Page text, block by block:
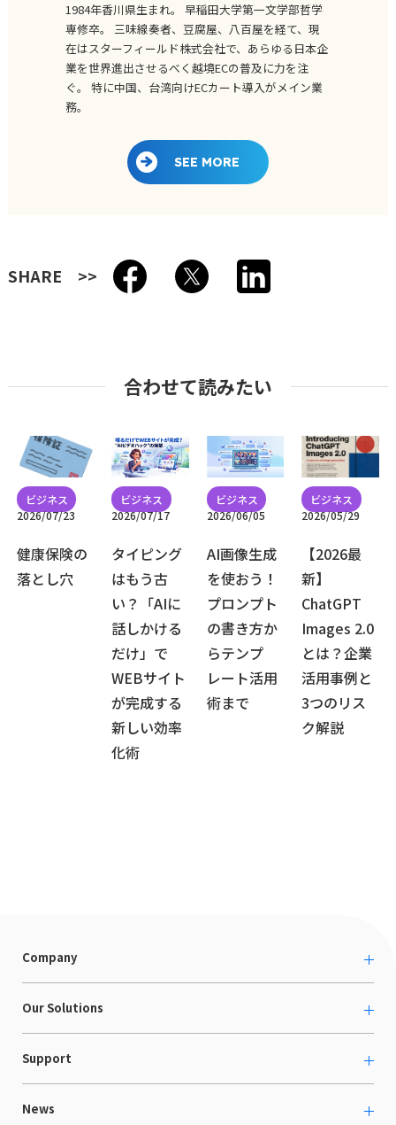
1984年香川県生まれ。 早稲田大学第一文学部哲学
専修卒。 三味線奏者、豆腐屋、八百屋を経て、現
在はスターフィールド株式会社で、あらゆる日本企
業を世界進出させるべく越境ECの普及に力を注
ぐ。 特に中国、台湾向けECカート導入がメイン業
務。
SEE MORE
SHARE
合わせて読みたい
2026/07/23
健康保険の
落とし穴
2026/07/17
タイピング
はもう古
い？「AIに
話しかける
だけ」で
WEBサイト
が完成する
新しい効率
化術
2026/06/05
AI画像生成
を使おう！
プロンプト
の書き方か
らテンプ
レート活用
術まで
2026/05/29
【2026最
新】
ChatGPT
Images 2.0
とは？企業
活用事例と
3つのリス
ク解説
Company
About us
カルチャー
採用情報
Our Solutions
越境ECコンサルティング
Shopee支援
LaunchCart
Support
お役立ち資料
News